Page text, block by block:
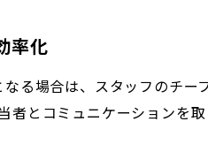
率化
る場合は、スタッフのチ
とコミュニケーションを